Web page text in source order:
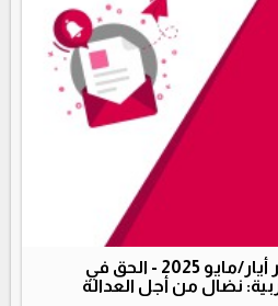
النشرة الشهرية لشهر أيار/مايو 2025 - الحق في
نضال من أجل العدالة